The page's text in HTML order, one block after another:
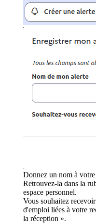
Donnez un nom à votre
Retrouvez-la dans la
espace personnel.
Vous souhaitez
d'emploi liées à votre
la réception ».